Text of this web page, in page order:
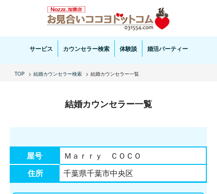
お見合い・結婚相談ならお見合いココヨドットコムへ。専任の結婚カウンセラーがサポートいた
します。
サービス カウンセラー検索 体験談 婚活パーティー
TOP 結婚カウンセラー検索 結婚カウンセラー一覧
結婚カウンセラー一覧
屋号
Ｍａｒｒｙ ＣＯＣＯ
住所
千葉県千葉市中央区